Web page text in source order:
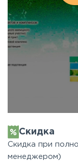
Скидка
Скидка при
менеджером)